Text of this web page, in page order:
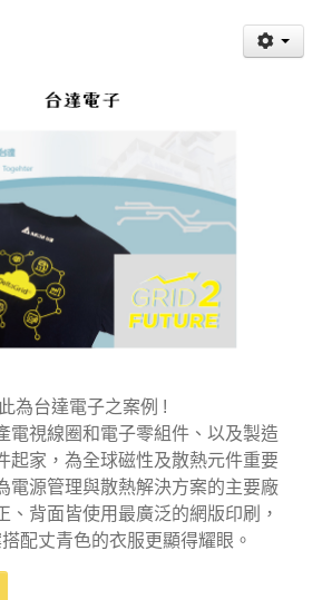
此為台達電子之案例 !
電視線圈和電子零組件、以及製造
起家，為全球磁性及散熱元件重要
電源管理與散熱解決方案的主要廠
、背面皆使用最廣泛的網版印刷，
配丈青色的衣服更顯得耀眼。